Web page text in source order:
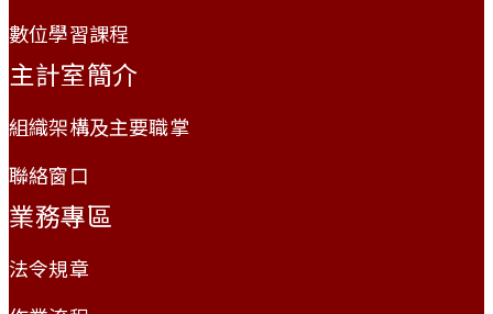
數位學習課程
主計室簡介
組織架構及主要職掌
聯絡窗口
業務專區
法令規章